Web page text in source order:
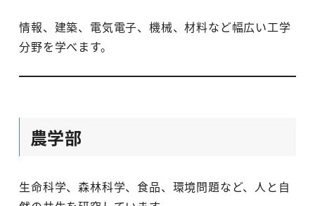
情報、建築、電気電子、機械、材料など幅広い工学
分野を学べます。
農学部
生命科学、森林科学、食品、環境問題など、人と自